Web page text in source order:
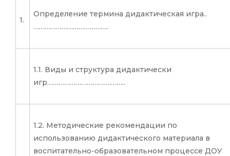
1.
Определение термина дидактическая игра..
………………………………….
1.1. Виды и структура дидактически
игр…………………………….……..
1.2. Методические рекомендации по
использованию дидактического материала в
воспитательно-образовательном процессе ДОУ